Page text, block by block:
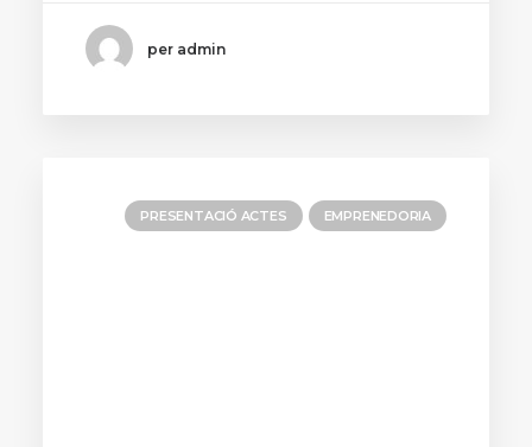
per admin
PRESENTACIÓ ACTES EMPRENEDORIA